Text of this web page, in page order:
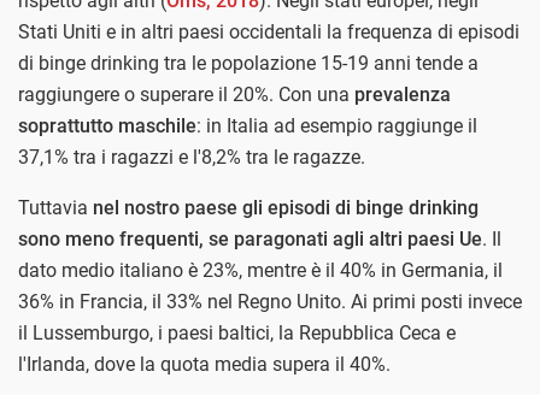
Stati Uniti e in altri paesi occidentali la frequenza di episodi
di binge drinking tra le popolazione 15-19 anni tende a
raggiungere o superare il 20%. Con una prevalenza
soprattutto maschile: in Italia ad esempio raggiunge il
37,1% tra i ragazzi e l'8,2% tra le ragazze.
Tuttavia nel nostro paese gli episodi di binge drinking
sono meno frequenti, se paragonati agli altri paesi Ue. Il
dato medio italiano è 23%, mentre è il 40% in Germania, il
36% in Francia, il 33% nel Regno Unito. Ai primi posti invece
il Lussemburgo, i paesi baltici, la Repubblica Ceca e
l'Irlanda, dove la quota media supera il 40%.